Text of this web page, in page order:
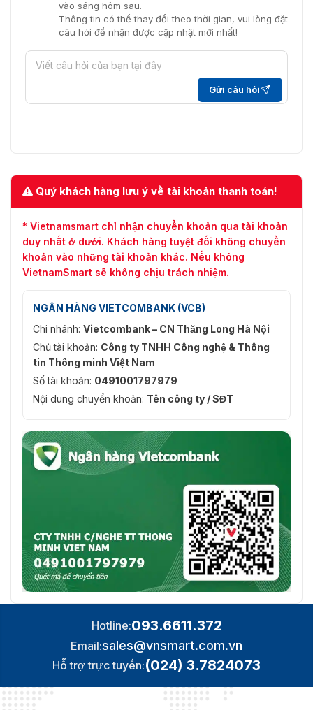
vào sáng hôm sau.
Thông tin có thể thay đổi theo thời gian, vui lòng đặt
câu hỏi để nhận được cập nhật mới nhất!
Gửi câu hỏi
Quý khách hàng lưu ý về tài khoản thanh toán!
* Vietnamsmart chỉ nhận chuyển khoản qua tài khoản
duy nhất ở dưới. Khách hàng tuyệt đối không chuyển
khoản vào những tài khoản khác. Nếu không
VietnamSmart sẽ không chịu trách nhiệm.
NGÂN HÀNG VIETCOMBANK (VCB)
Chi nhánh: Vietcombank – CN Thăng Long Hà Nội
Chủ tài khoản: Công ty TNHH Công nghệ & Thông
tin Thông minh Việt Nam
Số tài khoản: 0491001797979
Nội dung chuyển khoản: Tên công ty / SĐT
Hotline:093.6611.372
Email:sales@vnsmart.com.vn
Hỗ trợ trực tuyến:(024) 3.7824073